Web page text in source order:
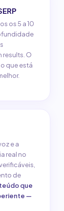
os 5 a 10
results. O
que está
e a
real no
de
que
—